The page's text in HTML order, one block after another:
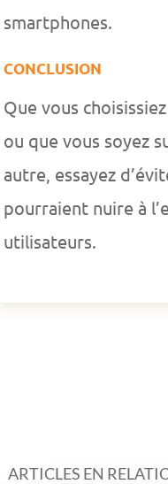
smartphones.
CONCLUSION
Que vous
ou que vous soyez
autre, essayez
pourraient nuire à
utilisateurs.
ARTICLES EN